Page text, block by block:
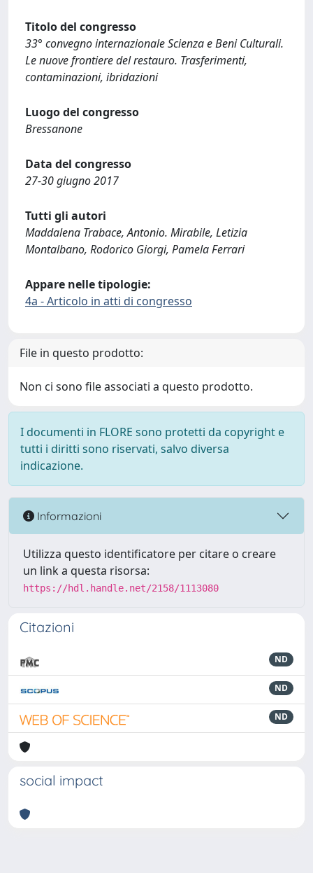
Titolo del congresso
33° convegno internazionale Scienza e Beni Culturali.
Le nuove frontiere del restauro. Trasferimenti,
contaminazioni, ibridazioni
Luogo del congresso
Bressanone
Data del congresso
27-30 giugno 2017
Tutti gli autori
Maddalena Trabace, Antonio. Mirabile, Letizia
Montalbano, Rodorico Giorgi, Pamela Ferrari
Appare nelle tipologie:
4a - Articolo in atti di congresso
File in questo prodotto:
Non ci sono file associati a questo prodotto.
I documenti in FLORE sono protetti da copyright e
tutti i diritti sono riservati, salvo diversa
indicazione.
Informazioni
Utilizza questo identificatore per citare o creare
un link a questa risorsa:
https://hdl.handle.net/2158/1113080
Citazioni
ND
ND
ND
social impact